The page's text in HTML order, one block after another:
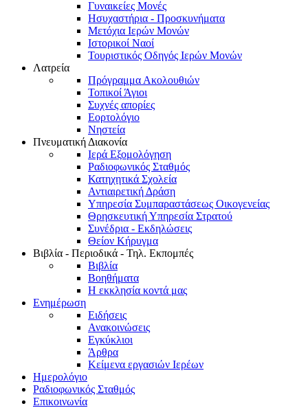
Γυναικείες Μονές
Ησυχαστήρια - Προσκυνήματα
Μετόχια Ιερών Μονών
Ιστορικοί Ναοί
Τουριστικός Οδηγός Ιερών Μονών
Λατρεία
Πρόγραμμα Ακολουθιών
Τοπικοί Άγιοι
Συχνές απορίες
Εορτολόγιο
Νηστεία
Πνευματική Διακονία
Ιερά Εξομολόγηση
Ραδιοφωνικός Σταθμός
Κατηχητικά Σχολεία
Αντιαιρετική Δράση
Υπηρεσία Συμπαραστάσεως Οικογενείας
Θρησκευτική Υπηρεσία Στρατού
Συνέδρια - Εκδηλώσεις
Θείον Κήρυγμα
Βιβλία - Περιοδικά - Τηλ. Εκπομπές
Βιβλία
Βοηθήματα
Η εκκλησία κοντά μας
Ενημέρωση
Ειδήσεις
Ανακοινώσεις
Εγκύκλιοι
Άρθρα
Κείμενα εργασιών Ιερέων
Ημερολόγιο
Ραδιοφωνικός Σταθμός
Επικοινωνία